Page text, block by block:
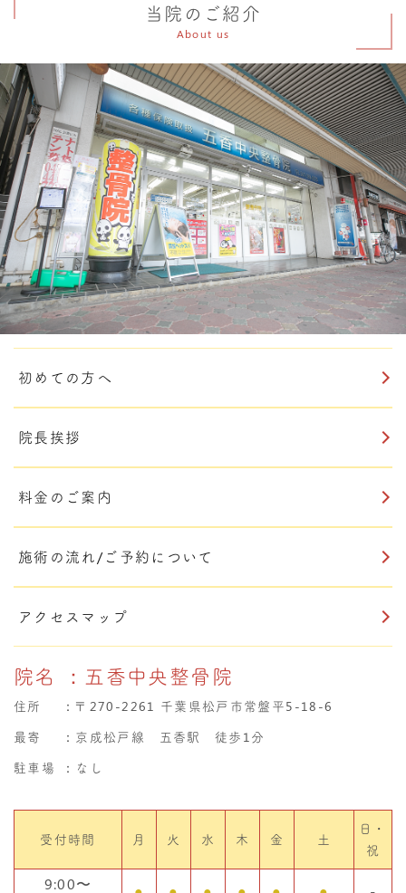
当院のご紹介
About us
初めての方へ
院長挨拶
料金のご案内
施術の流れ/ご予約について
アクセスマップ
院名 ：五香中央整骨院
住所 ： 〒270-2261 千葉県松戸市常盤平5-18-6
最寄
：京成松戸線 五香駅 徒歩1分
駐車場
：なし
受付時間 月 火 水 木 金 土
日・
祝
9:00〜